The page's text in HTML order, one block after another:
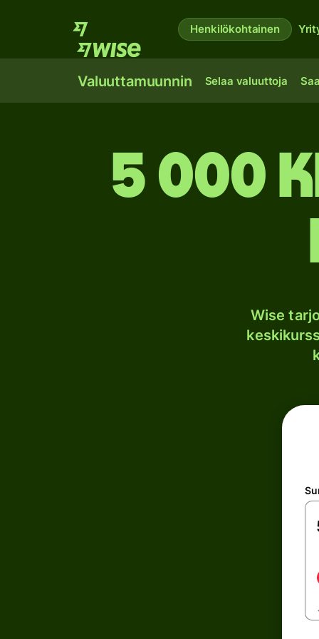
Henkilökohtainen
Valuuttamuunnin Selaa valuuttoja
5 000
Wise